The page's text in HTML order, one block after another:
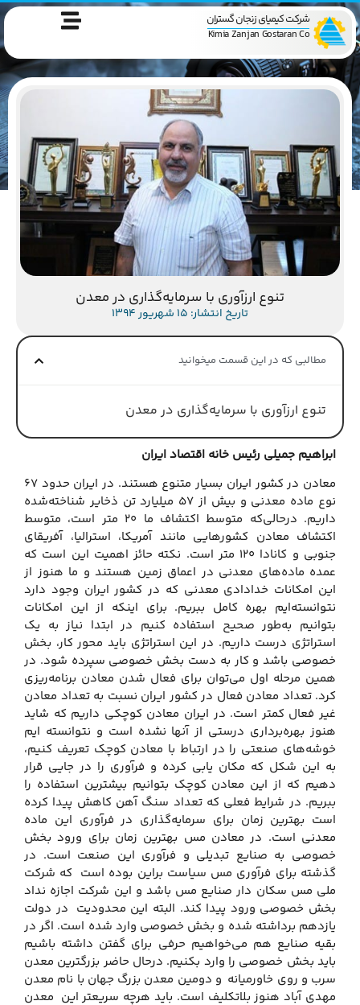
شرکت کیمیای زنجان گستران
Kimia Zanjan Gostaran Co
تنوع ارزآوری با سرمایه‌گذاری در معدن
تاریخ انتشار: 15 شهریور 1394
مطالبی که در این قسمت میخوانید
تنوع ارزآوری با سرمایه‌گذاری در معدن
ابراهیم جمیلی رئیس خانه اقتصاد ایران
معادن در کشور ایران بسیار متنوع هستند. در ایران حدود ۶۷
نوع ماده معدنی و بیش از ۵۷ میلیارد تن ذخایر شناخته‌شده
داریم. درحالی‌که متوسط اکتشاف ما ۲۰ متر است، متوسط
اکتشاف معادن کشورهایی مانند آمریکا، استرالیا، آفریقای
جنوبی و کانادا ۱۲۰ متر است. نکته حائز اهمیت این است که
عمده ماده‌های معدنی در اعماق زمین هستند و ما هنوز از
این امکانات خدادادی معدنی که در کشور ایران وجود دارد
نتوانسته‌ایم بهره کامل ببریم. برای اینکه از این امکانات
بتوانیم به‌طور صحیح استفاده کنیم در ابتدا نیاز به یک
استراتژی درست داریم. در این استراتژی باید محور کار، بخش
خصوصی باشد و کار به دست بخش خصوصی سپرده شود. در
همین مرحله اول می‌توان برای فعال شدن معادن برنامه‌ریزی
کرد. تعداد معادن فعال در کشور ایران نسبت به تعداد معادن
غیر فعال کمتر است. در ایران معادن کوچکی داریم که شاید
هنوز بهره‌برداری درستی از آنها نشده است و نتوانسته ایم
خوشه‌های صنعتی را در ارتباط با معادن کوچک تعریف کنیم،
به این شکل که مکان یابی کرده و فرآوری را در جایی قرار
دهیم که از این معادن کوچک بتوانیم بیشترین استفاده را
ببریم. در شرایط فعلی که تعداد سنگ آهن کاهش پیدا کرده
است بهترین زمان برای سرمایه‌گذاری در فرآوری این ماده
معدنی است. در معادن مس بهترین زمان برای ورود بخش
خصوصی به صنایع تبدیلی و فرآوری این صنعت است. در
گذشته برای فرآوری مس سیاست براین بوده است که شرکت
ملی مس سکان دار صنایع مس باشد و این شرکت اجازه نداد
بخش خصوصی ورود پیدا کند. البته این محدودیت در دولت
یازدهم برداشته شده و بخش خصوصی وارد شده است. اگر در
بقیه صنایع هم می‌خواهیم حرفی برای گفتن داشته باشیم
باید بخش خصوصی را وارد بکنیم. درحال حاضر بزرگترین معدن
سرب و روی خاورمیانه و دومین معدن بزرگ جهان با نام معدن
مهدی آباد هنوز بلاتکلیف است. باید هرچه سریعتر این معدن